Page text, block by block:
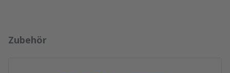
Produktgalerie überspringen
Zubehör